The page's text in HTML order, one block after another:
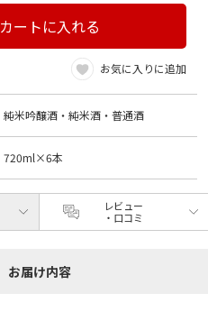
カートに入れる
お気に入りに追加
純米吟醸酒・純米酒・普通酒
720ml×6本
レビュー
・口コミ
お届け内容